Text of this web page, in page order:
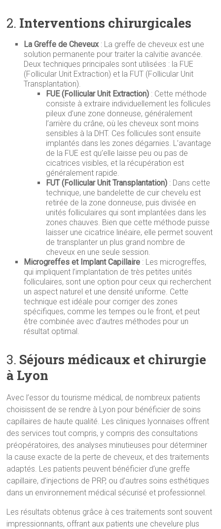
2. Interventions chirurgicales
La Greffe de Cheveux: La greffe de cheveux est une
solution permanente pour traiter la calvitie avancée.
Deux techniques principales sont utilisées : la FUE
(Follicular Unit Extraction) et la FUT (Follicular Unit
Transplantation).
FUE (Follicular Unit Extraction) : Cette méthode
consiste à extraire individuellement les follicules
pileux d’une zone donneuse, généralement
l’arrière du crâne, où les cheveux sont moins
sensibles à la DHT. Ces follicules sont ensuite
implantés dans les zones dégarnies. L’avantage
de la FUE est qu’elle laisse peu ou pas de
cicatrices visibles, et la récupération est
généralement rapide.
FUT (Follicular Unit Transplantation) : Dans cette
technique, une bandelette de cuir chevelu est
retirée de la zone donneuse, puis divisée en
unités folliculaires qui sont implantées dans les
zones chauves. Bien que cette méthode puisse
laisser une cicatrice linéaire, elle permet souvent
de transplanter un plus grand nombre de
cheveux en une seule session.
Microgreffes et Implant Capillaire : Les microgreffes,
qui impliquent l’implantation de très petites unités
folliculaires, sont une option pour ceux qui recherchent
un aspect naturel et une densité uniforme. Cette
technique est idéale pour corriger des zones
spécifiques, comme les tempes ou le front, et peut
être combinée avec d’autres méthodes pour un
résultat optimal.
3. Séjours médicaux et chirurgie
à Lyon
Avec l’essor du tourisme médical, de nombreux patients
choisissent de se rendre à Lyon pour bénéficier de soins
capillaires de haute qualité. Les cliniques lyonnaises offrent
des services tout compris, y compris des consultations
préopératoires, des analyses minutieuses pour déterminer
la cause exacte de la perte de cheveux, et des traitements
adaptés. Les patients peuvent bénéficier d’une greffe
capillaire, d’injections de PRP, ou d’autres soins esthétiques
dans un environnement médical sécurisé et professionnel.
Les résultats obtenus grâce à ces traitements sont souvent
impressionnants, offrant aux patients une chevelure plus